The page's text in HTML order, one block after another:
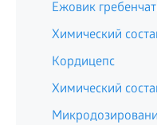
Ежовик
Химический
Кордицепс
Химический